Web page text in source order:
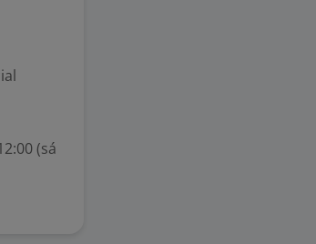
(sá